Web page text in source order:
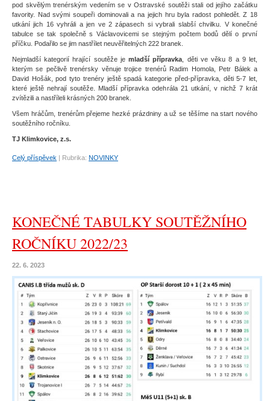
pod skvělým trenérským vedením se v Ostravské soutěži stali od jejího začátku
favority. Nad svými soupeři dominovali a na jejich hru byla radost pohledět. Z 18
utkání jich 16 vyhráli a jen ve 2 zápasech si vybrali slabší chvilku. V konečné
tabulce se tak společně s Václavovicemi se stejným počtem bodů dělí o první
příčku. Podařilo se jim nastřílet neuvěřitelných 222 branek.
Nejmladší kategorií hrající soutěže jemladší přípravka , děti ve věku 8 a 9 let,
kterým se pečlivě trenérsky věnuje trojice trenérů Radim Homola, Petr Bálek a
David Hošák, pod tyto trenéry ještě spadá kategorie před-přípravka, děti 5-7 let,
které ještě nehrají soutěže. Mladší přípravka odehrála 21 utkání, v nichž 7 krát
zvítězili a nastříleli krásných 200 branek.
Všem hráčům, trenérům přejeme hezké prázdniny a už se těšíme na start nového
soutěžního ročníku.
TJ Klimkovice, z.s.
Celý příspěvek | Rubrika: NOVINKY
KONEČNÉ TABULKY SOUTĚŽNÍHO
ROČNÍKU 2022/23
22. 6. 2023